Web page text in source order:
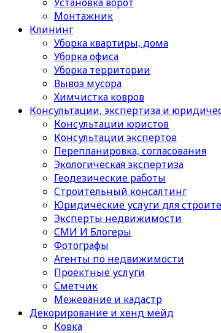
Монтажник
Клининг
Уборка квартиры, дома
Уборка офиса
Уборка территории
Вывоз мусора
Химчистка ковров
Консультации, экспертиза и
Консультации юристов
Консультации экспертов
Перепланировка, согласования
Экологическая экспертиза
Геодезические работы
Строительный консалтинг
Юридические услуги для
Эксперты недвижимости
СМИ И Блогеры
Фотографы
Агенты по недвижимости
Проектные услуги
Сметчик
Межевание и кадастр
Декорирование и хенд мейд
Ковка